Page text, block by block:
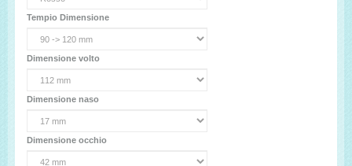
Tempio Dimensione
Dimensione volto
Dimensione naso
Dimensione occhio